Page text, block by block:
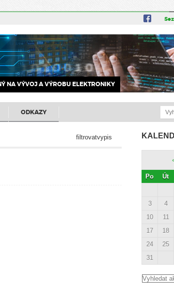
NA VÝVOJ A VÝROBU ELEKTRONIKY
ODKAZY
filtrovatvypis
Po Út
3
4
10
11
17
18
24
25
31